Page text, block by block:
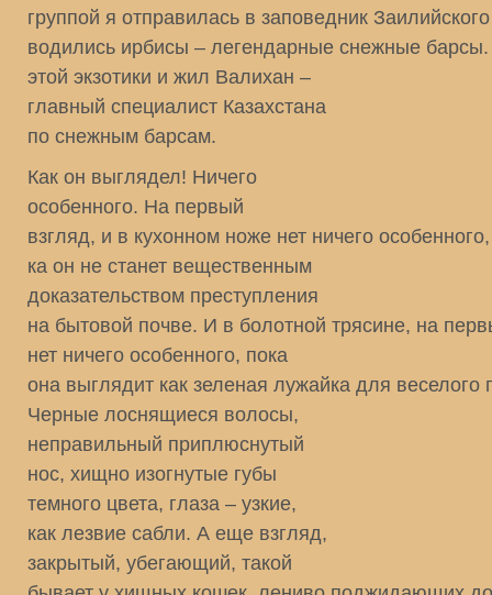
группой я отправилась в заповедник
водились ирбисы – легендарные снежные
этой экзотики и жил Валихан –
главный специалист Казахстана
по снежным барсам.
Как он выглядел! Ничего
особенного. На первый
взгляд, и в кухонном ноже нет ничего
ка он не станет вещественным
доказательством преступления
на бытовой почве. И в болотной трясине, на
нет ничего особенного, пока
она выглядит как зеленая лужайка для веселого
Черные лоснящиеся волосы,
неправильный приплюснутый
нос, хищно изогнутые губы
темного цвета, глаза – узкие,
как лезвие сабли. А еще взгляд,
закрытый, убегающий, такой